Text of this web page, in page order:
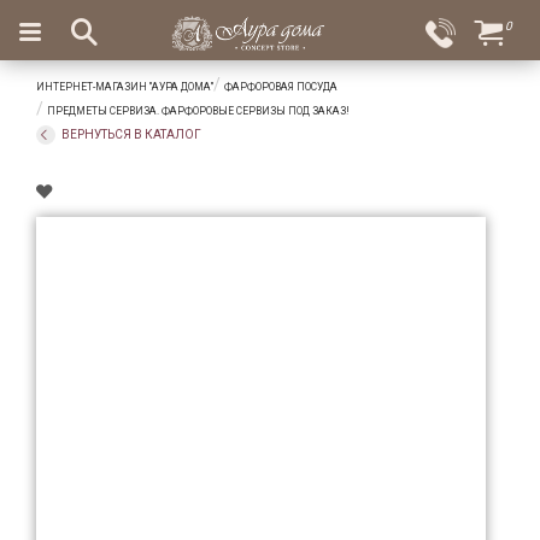
Вход
Избранное
×
Салоны
Доставка
Оплата
Ароматы
0
ИНТЕРНЕТ-МАГАЗИН "АУРА ДОМА"
ФАРФОРОВАЯ ПОСУДА
ПРЕДМЕТЫ СЕРВИЗА. ФАРФОРОВЫЕ СЕРВИЗЫ ПОД ЗАКАЗ!
ВЕРНУТЬСЯ В КАТАЛОГ